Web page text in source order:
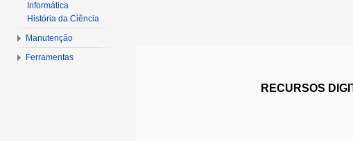
Informática
História da Ciência
Manutenção
Ferramentas
RECURSOS